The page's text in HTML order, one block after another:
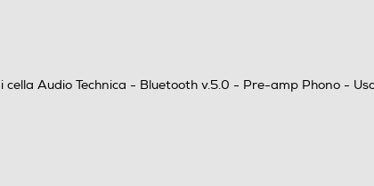
Audio Technica - Bluetooth v.5.0 - Pre-amp Phono -